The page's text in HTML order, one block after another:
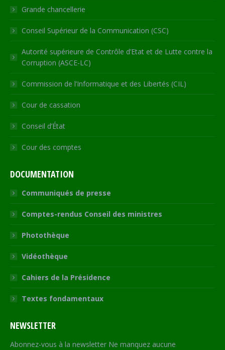
Grande chancellerie
Conseil Supérieur de la Communication (CSC)
Autorité supérieure de Contrôle d’Etat et de Lutte contre la
Corruption (ASCE-LC)
Commission de l’Informatique et des Libertés (CIL)
Cour de cassation
Conseil d’État
Cour des comptes
DOCUMENTATION
Communiqués de presse
Comptes-rendus Conseil des ministres
Photothèque
Vidéothèque
Cahiers de la Présidence
Textes fondamentaux
NEWSLETTER
Abonnez-vous à la newsletter Ne manquez aucune